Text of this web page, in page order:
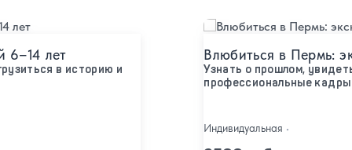
6–14 лет
в историю и
Влюбиться в Пермь:
Узнать о прошлом,
профессиональные кадры
Индивидуальная •
Подробнее